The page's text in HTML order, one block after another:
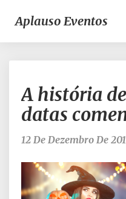
Aplauso Eventos
A história
datas
12 De Dezembro De